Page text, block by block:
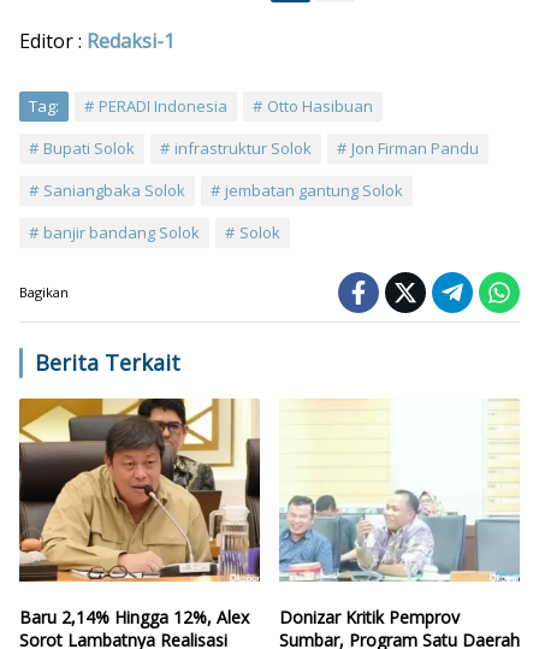
Editor : Redaksi-1
Tag: PERADI Indonesia
Otto Hasibuan
Bupati Solok
infrastruktur Solok
Jon Firman Pandu
Saniangbaka Solok
jembatan gantung Solok
banjir bandang Solok
Solok
Bagikan
Berita Terkait
Baru 2,14% Hingga 12%, Alex
Sorot Lambatnya Realisasi
Donizar Kritik Pemprov
Sumbar, Program Satu Daerah